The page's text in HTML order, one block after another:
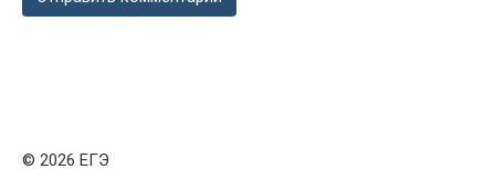
© 2026 ЕГЭ